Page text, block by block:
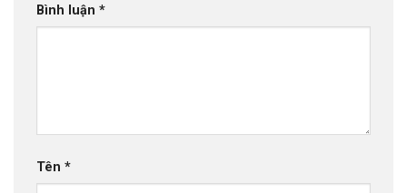
Bình luận *
Tên *